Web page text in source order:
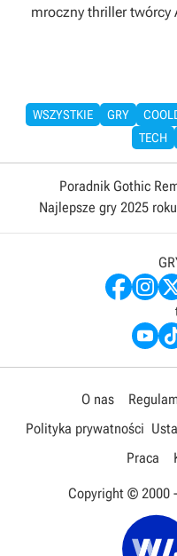
mroczny thriller twórcy
WSZYSTKIE GRY
TECH
Poradnik Gothic
Najlepsze gry 2025 roku
O nas
Polityka prywatności
Praca
Copyright © 2000 -